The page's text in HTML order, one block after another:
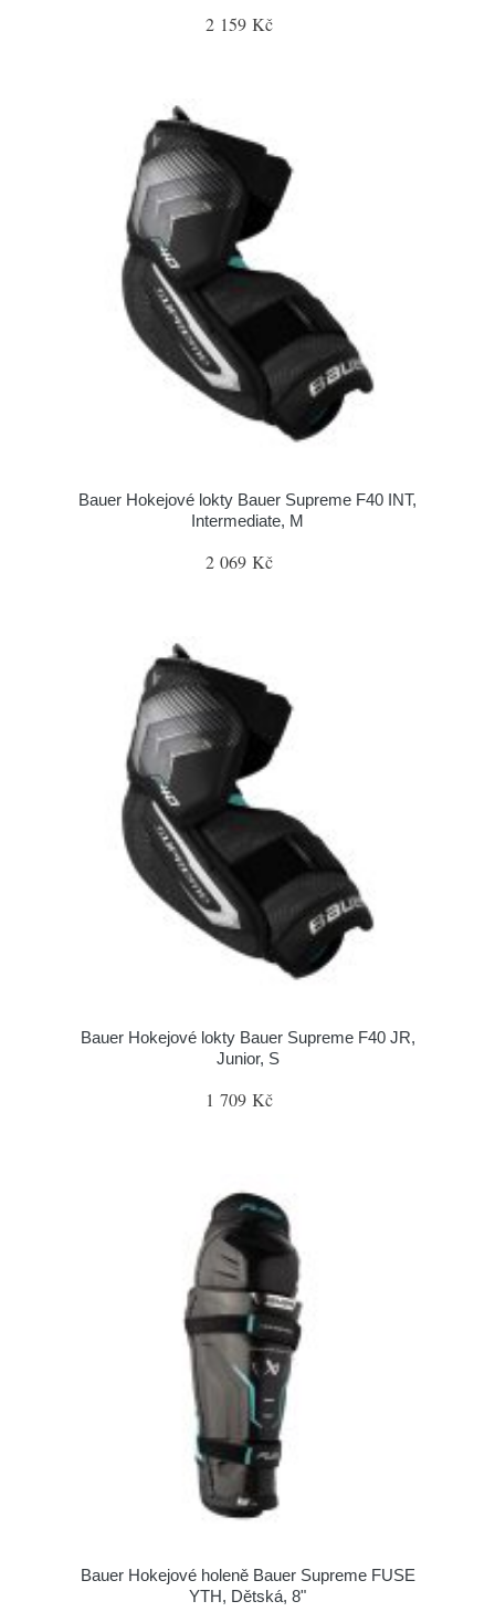
2 159 Kč
Bauer Hokejové lokty Bauer Supreme F40 INT,
Intermediate, M
2 069 Kč
Bauer Hokejové lokty Bauer Supreme F40 JR,
Junior, S
1 709 Kč
Bauer Hokejové holeně Bauer Supreme FUSE
YTH, Dětská, 8"